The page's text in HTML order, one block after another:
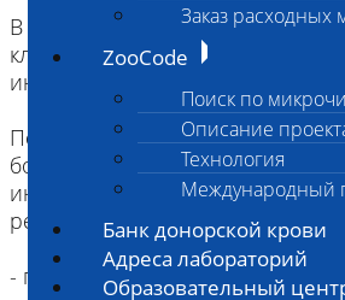
Заказ расходных
ZooCode
Поиск по
Описание
Технология
Международный
Банк донорской крови
Адреса лабораторий
Образовательный
В связи с этим, положительные
клинически здоровых животных
интерпретировать с
Положительные результаты от
больных животных необходимо
интерпретировать в
результатами других
- при респираторной